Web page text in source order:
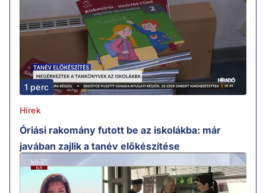
1 perc
Hírek
Óriási rakomány futott be az iskolákba: már
javában zajlik a tanév előkészítése